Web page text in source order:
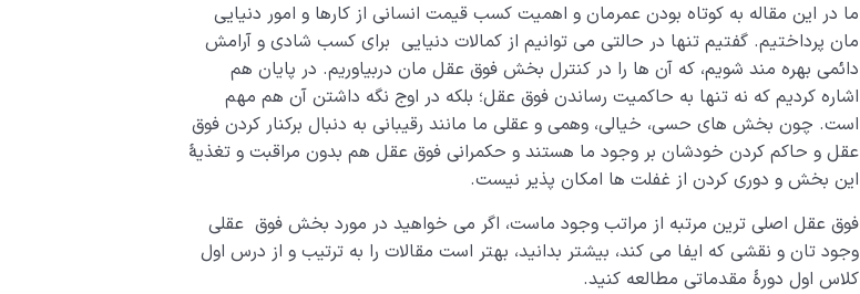
ما در این مقاله به کوتاه بودن عمرمان و اهمیت کسب قیمت انسانی از کارها و امور دنیایی
مان پرداختیم. گفتیم تنها در حالتی می توانیم از کمالات دنیایی برای کسب شادی و آرامش
دائمی بهره مند شویم، که آن ها را در کنترل بخش فوق عقل مان دربیاوریم. در پایان هم
اشاره کردیم که نه تنها به حاکمیت رساندن فوق عقل؛ بلکه در اوج نگه داشتن آن هم مهم
است. چون بخش های حسی، خیالی، وهمی و عقلی ما مانند رقیبانی به دنبال برکنار کردن فوق
عقل و حاکم کردن خودشان بر وجود ما هستند و حکمرانی فوق عقل هم بدون مراقبت و تغذیۀ
این بخش و دوری کردن از غفلت ها امکان پذیر نیست.
فوق عقل اصلی ترین مرتبه از مراتب وجود ماست، اگر می خواهید در مورد بخش فوق عقلی
وجود تان و نقشی که ایفا می کند، بیشتر بدانید، بهتر است مقالات را به ترتیب و از درس اول
کلاس اول دورۀ مقدماتی مطالعه کنید.